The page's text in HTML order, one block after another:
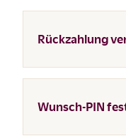
Rückzahlung
Wunsch-PIN